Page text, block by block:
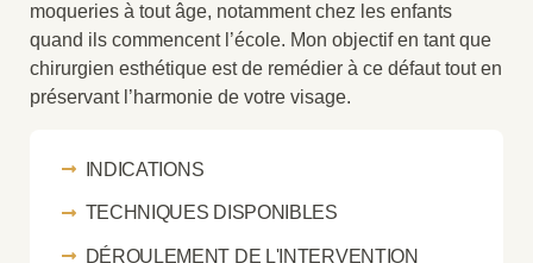
moqueries à tout âge, notamment chez les enfants
quand ils commencent l’école. Mon objectif en tant que
chirurgien esthétique est de remédier à ce défaut tout en
préservant l’harmonie de votre visage.
INDICATIONS
TECHNIQUES DISPONIBLES
DÉROULEMENT DE L'INTERVENTION